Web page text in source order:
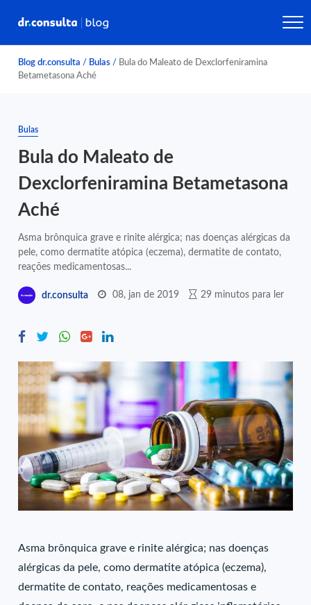
Blog dr.consulta / Bulas / Bula do Maleato de Dexclorfeniramina
Betametasona Aché
Bulas
Bula do Maleato de
Dexclorfeniramina Betametasona
Aché
Asma brônquica grave e rinite alérgica; nas doenças alérgicas da
pele, como dermatite atópica (eczema), dermatite de contato,
reações medicamentosas...
dr.consulta 08, jan de 2019 29 minutos para ler
Asma brônquica grave e rinite alérgica; nas doenças
alérgicas da pele, como dermatite atópica (eczema),
dermatite de contato, reações medicamentosas e